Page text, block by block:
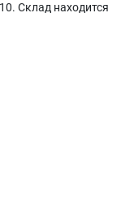
Склад находится